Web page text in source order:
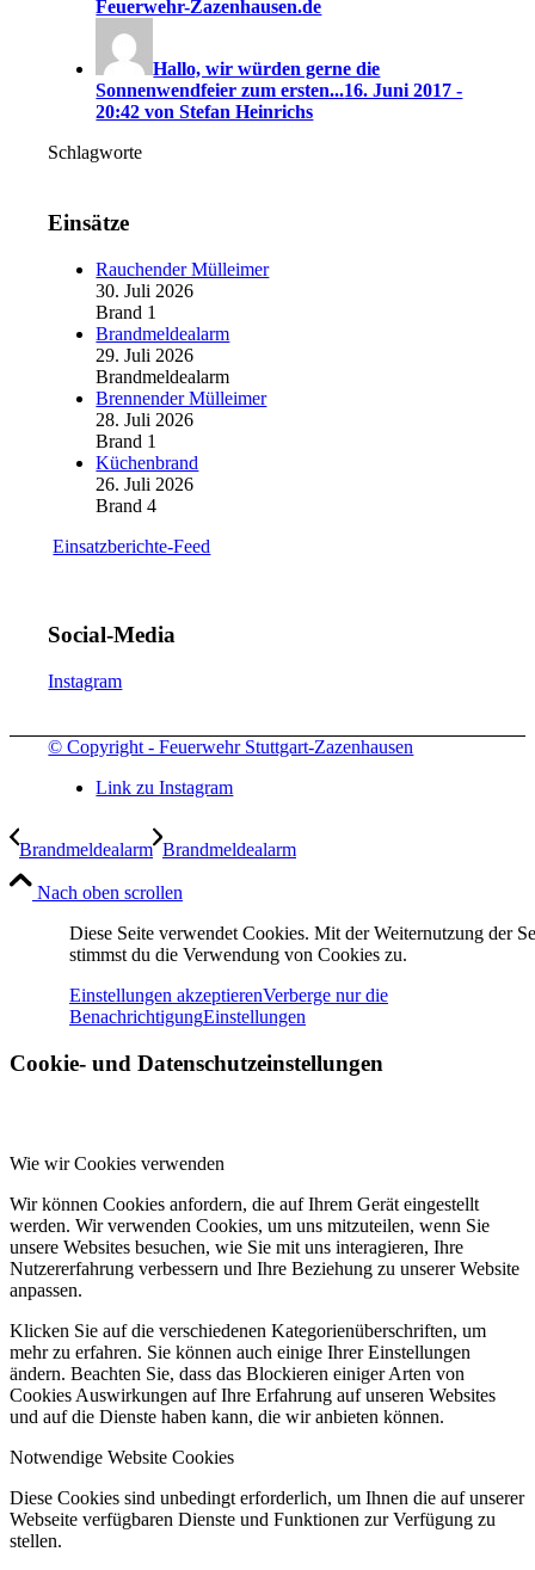
Feuerwehr-Zazenhausen.de
Hallo, wir würden gerne die
Sonnenwendfeier zum ersten...16. Juni 2017 -
20:42 von Stefan Heinrichs
Schlagworte
Einsätze
Rauchender Mülleimer
30. Juli 2026
Brand 1
Brandmeldealarm
29. Juli 2026
Brandmeldealarm
Brennender Mülleimer
28. Juli 2026
Brand 1
Küchenbrand
26. Juli 2026
Brand 4
Einsatzberichte-Feed
Social-Media
Instagram
© Copyright - Feuerwehr Stuttgart-Zazenhausen
Link zu Instagram
Brandmeldealarm Brandmeldealarm
Nach oben scrollen
Diese Seite verwendet Cookies. Mit der Weiternutzung der
stimmst du die Verwendung von Cookies zu.
Einstellungen akzeptierenVerberge nur die
BenachrichtigungEinstellungen
Cookie- und Datenschutzeinstellungen
Wie wir Cookies verwenden
Wir können Cookies anfordern, die auf Ihrem Gerät eingestellt
werden. Wir verwenden Cookies, um uns mitzuteilen, wenn Sie
unsere Websites besuchen, wie Sie mit uns interagieren, Ihre
Nutzererfahrung verbessern und Ihre Beziehung zu unserer Website
anpassen.
Klicken Sie auf die verschiedenen Kategorienüberschriften, um
mehr zu erfahren. Sie können auch einige Ihrer Einstellungen
ändern. Beachten Sie, dass das Blockieren einiger Arten von
Cookies Auswirkungen auf Ihre Erfahrung auf unseren Websites
und auf die Dienste haben kann, die wir anbieten können.
Notwendige Website Cookies
Diese Cookies sind unbedingt erforderlich, um Ihnen die auf unserer
Webseite verfügbaren Dienste und Funktionen zur Verfügung zu
stellen.